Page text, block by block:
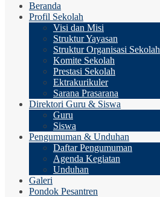
Beranda
Profil Sekolah
Visi dan Misi
Struktur Yayasan
Struktur Organisasi Sekolah
Komite Sekolah
Prestasi Sekolah
Ektrakurikuler
Sarana Prasarana
Direktori Guru & Siswa
Guru
Siswa
Pengumuman & Unduhan
Daftar Pengumuman
Agenda Kegiatan
Unduhan
Galeri
Pondok Pesantren